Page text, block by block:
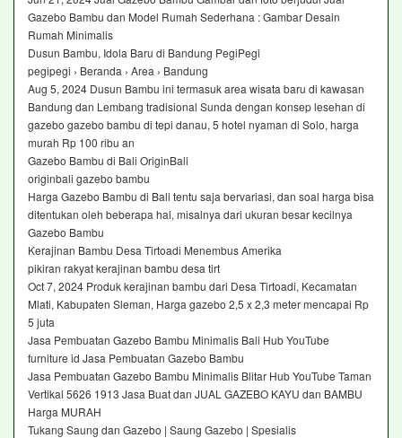
Gazebo Bambu dan Model Rumah Sederhana : Gambar Desain
Rumah Minimalis
Dusun Bambu, Idola Baru di Bandung PegiPegi
pegipegi › Beranda › Area › Bandung
Aug 5, 2024 Dusun Bambu ini termasuk area wisata baru di kawasan
Bandung dan Lembang tradisional Sunda dengan konsep lesehan di
gazebo gazebo bambu di tepi danau, 5 hotel nyaman di Solo, harga
murah Rp 100 ribu an
Gazebo Bambu di Bali OriginBali
originbali gazebo bambu
Harga Gazebo Bambu di Bali tentu saja bervariasi, dan soal harga bisa
ditentukan oleh beberapa hal, misalnya dari ukuran besar kecilnya
Gazebo Bambu
Kerajinan Bambu Desa Tirtoadi Menembus Amerika
pikiran rakyat kerajinan bambu desa tirt
Oct 7, 2024 Produk kerajinan bambu dari Desa Tirtoadi, Kecamatan
Mlati, Kabupaten Sleman, Harga gazebo 2,5 x 2,3 meter mencapai Rp
5 juta
Jasa Pembuatan Gazebo Bambu Minimalis Bali Hub YouTube
furniture id Jasa Pembuatan Gazebo Bambu
Jasa Pembuatan Gazebo Bambu Minimalis Blitar Hub YouTube Taman
Vertikal 5626 1913 Jasa Buat dan JUAL GAZEBO KAYU dan BAMBU
Harga MURAH
Tukang Saung dan Gazebo | Saung Gazebo | Spesialis